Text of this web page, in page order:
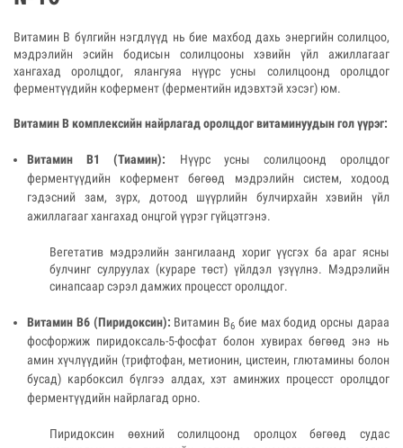
Витамин В бүлгийн нэгдлүүд нь бие махбод дахь энергийн солилцоо,
мэдрэлийн эсийн бодисын солилцооны хэвийн үйл ажиллагааг
хангахад оролцдог, ялангуяа нүүрс усны солилцоонд оролцдог
ферментүүдийн кофермент (ферментийн идэвхтэй хэсэг) юм.
Витамин В комплексийн найрлагад оролцдог витаминуудын гол үүрэг:
Витамин В1 (Тиамин): Нүүрс усны солилцоонд оролцдог
ферментүүдийн кофермент бөгөөд мэдрэлийн систем, ходоод
гэдэсний зам, зүрх, дотоод шүүрлийн булчирхайн хэвийн үйл
ажиллагааг хангахад онцгой үүрэг гүйцэтгэнэ.
Вегетатив мэдрэлийн зангилаанд хориг үүсгэх ба араг ясны
булчинг сулруулах (кураре төст) үйлдэл үзүүлнэ. Мэдрэлийн
синапсаар сэрэл дамжих процесст оролцдог.
Витамин В6 (Пиридоксин): Витамин В6 бие мах бодид орсны дараа
фосфоржиж пиридоксаль-5-фосфат болон хувирах бөгөөд энэ нь
амин хүчлүүдийн (трифтофан, метионин, цистеин, глютамины болон
бусад) карбоксил бүлгээ алдах, хэт аминжих процесст оролцдог
ферментүүдийн найрлагад орно.
Пиридоксин өөхний солилцоонд оролцох бөгөөд судас